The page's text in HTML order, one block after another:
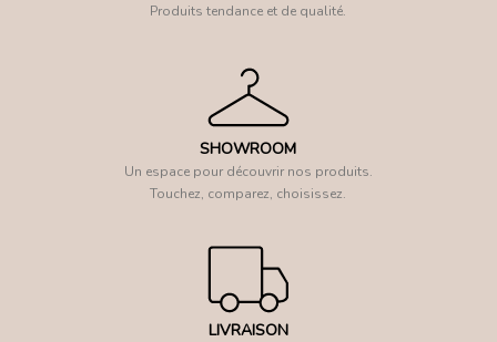
Produits tendance et de qualité.
SHOWROOM
Un espace pour découvrir nos produits.
Touchez, comparez, choisissez.
LIVRAISON